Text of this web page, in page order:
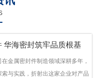
华海密封筑牢品质根基
金属密封件制造领域深耕多年，
与实践，折射出这家企业对产品